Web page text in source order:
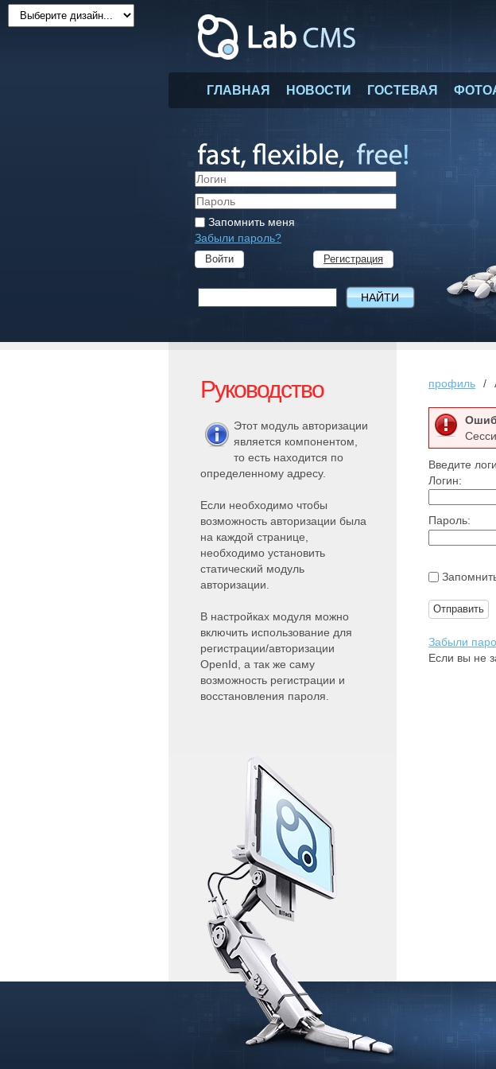
ГЛАВНАЯ НОВОСТИ ГОСТЕВАЯ
Запомнить меня
Забыли пароль?
Регистрация
Войти
Руководство
Этот модуль авторизации
является компонентом,
то есть находится по
определенному адресу.
Если необходимо чтобы
возможность авторизации была
на каждой странице,
необходимо установить
статический модуль
авторизации.
В настройках модуля можно
включить использование для
регистрации/авторизации
OpenId, а так же саму
возможность регистрации и
восстановления пароля.
профиль
Введите
Логин:
Пароль:
Забыли
Если вы не